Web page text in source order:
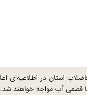
قطعی آب مواجه خواهند شد.